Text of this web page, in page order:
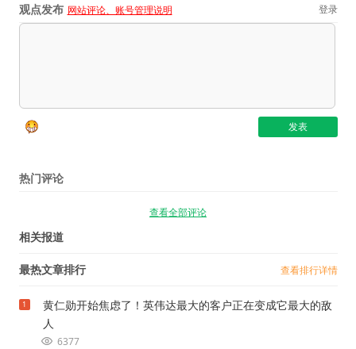
观点发布 网站评论、账号管理说明 登录
热门评论
查看全部评论
相关报道
最热文章排行 查看排行详情
1
黄仁勋开始焦虑了！英伟达最大的客户正在变成它最大的敌
人
6377